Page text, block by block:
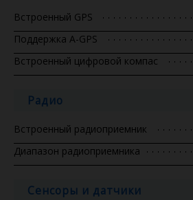
Встроенный GPS
Поддержка A-GPS
Встроенный цифровой компас
Радио
Встроенный радиоприемник
Диапазон радиоприемника
Сенсоры и датчики